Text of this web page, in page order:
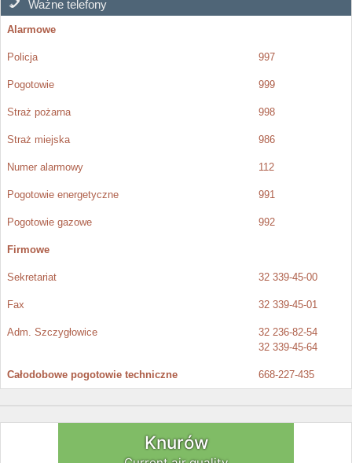
Ważne telefony
Alarmowe
Policja 997
Pogotowie 999
Straż pożarna 998
Straż miejska 986
Numer alarmowy 112
Pogotowie energetyczne 991
Pogotowie gazowe 992
Firmowe
Sekretariat 32 339-45-00
Fax 32 339-45-01
Adm. Szczygłowice
32 236-82-54
32 339-45-64
Całodobowe pogotowie techniczne 668-227-435